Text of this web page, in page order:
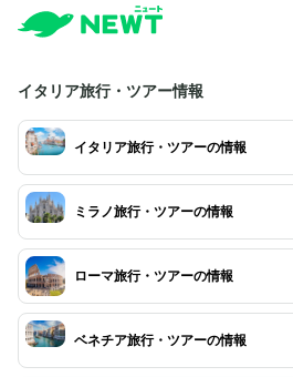
イタリア旅行・ツアー情報
イタリア旅行・ツアーの情報
ミラノ旅行・ツアーの情報
ローマ旅行・ツアーの情報
ベネチア旅行・ツアーの情報